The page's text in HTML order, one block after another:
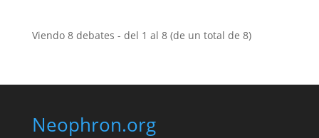
Viendo 8 debates - del 1 al 8 (de un total de 8)
Neophron.org